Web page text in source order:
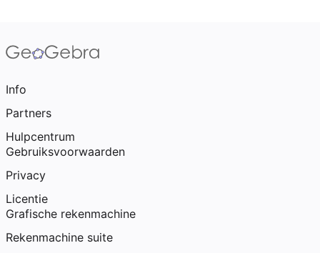
Info
Partners
Hulpcentrum
Gebruiksvoorwaarden
Privacy
Licentie
Grafische rekenmachine
Rekenmachine suite